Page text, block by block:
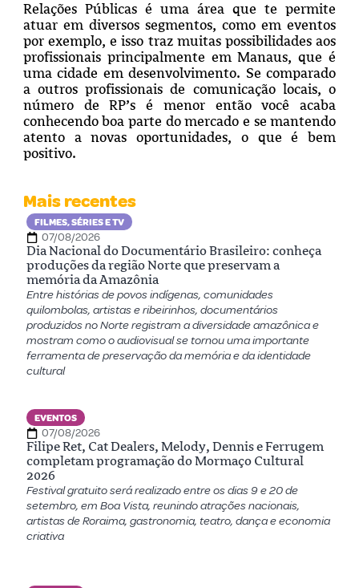
Relações Públicas é uma área que te permite
atuar em diversos segmentos, como em eventos
por exemplo, e isso traz muitas possibilidades aos
profissionais principalmente em Manaus, que é
uma cidade em desenvolvimento. Se comparado
a outros profissionais de comunicação locais, o
número de RP’s é menor então você acaba
conhecendo boa parte do mercado e se mantendo
atento a novas oportunidades, o que é bem
positivo.
Mais recentes
FILMES, SÉRIES E TV
07/08/2026
Dia Nacional do Documentário Brasileiro: conheça
produções da região Norte que preservam a
memória da Amazônia
Entre histórias de povos indígenas, comunidades
quilombolas, artistas e ribeirinhos, documentários
produzidos no Norte registram a diversidade amazônica e
mostram como o audiovisual se tornou uma importante
ferramenta de preservação da memória e da identidade
cultural
EVENTOS
07/08/2026
Filipe Ret, Cat Dealers, Melody, Dennis e Ferrugem
completam programação do Mormaço Cultural
2026
Festival gratuito será realizado entre os dias 9 e 20 de
setembro, em Boa Vista, reunindo atrações nacionais,
artistas de Roraima, gastronomia, teatro, dança e economia
criativa